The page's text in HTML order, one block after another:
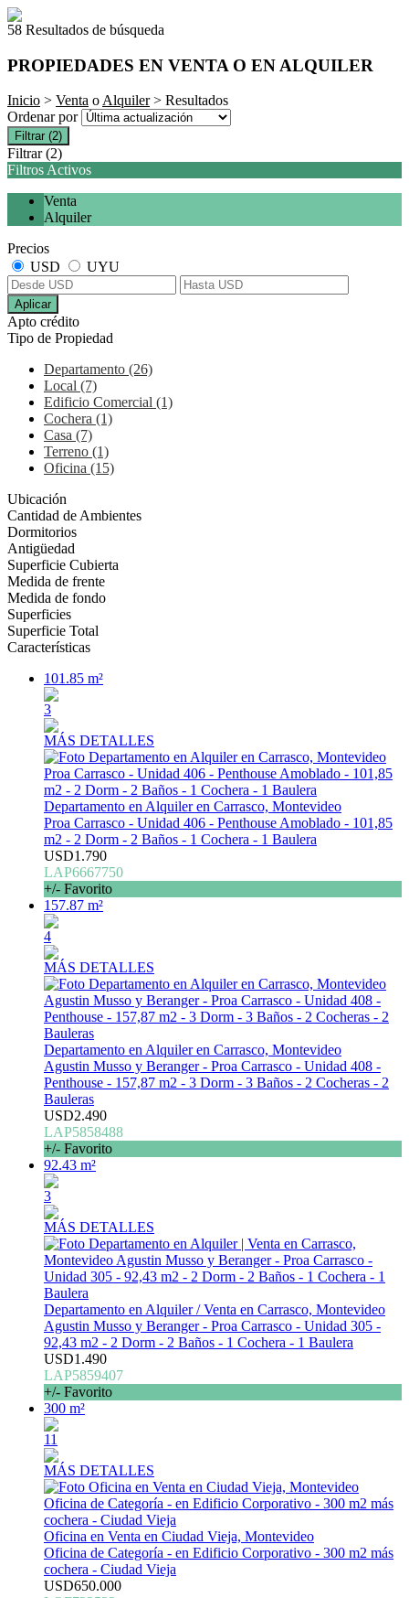
58 Resultados de búsqueda
PROPIEDADES EN VENTA O EN ALQUILER
Inicio > Venta oAlquiler> Resultados
Ordenar por
Filtrar (2)
Filtrar (2)
Filtros Activos
Venta
Alquiler
Precios
USD
UYU
Aplicar
Apto crédito
Tipo de Propiedad
Departamento (26)
Local (7)
Edificio Comercial (1)
Cochera (1)
Casa (7)
Terreno (1)
Oficina (15)
Ubicación
Cantidad de Ambientes
Dormitorios
Antigüedad
Superficie Cubierta
Medida de frente
Medida de fondo
Superficies
Superficie Total
Características
101.85 m²
3
MÁS DETALLES
Departamento en Alquiler en Carrasco, Montevideo
Proa Carrasco - Unidad 406 - Penthouse Amoblado - 101,85
m2 - 2 Dorm - 2 Baños - 1 Cochera - 1 Baulera
USD1.790
LAP6667750
+/- Favorito
157.87 m²
4
MÁS DETALLES
Departamento en Alquiler en Carrasco, Montevideo
Agustin Musso y Beranger - Proa Carrasco - Unidad 408 -
Penthouse - 157,87 m2 - 3 Dorm - 3 Baños - 2 Cocheras - 2
Bauleras
USD2.490
LAP5858488
+/- Favorito
92.43 m²
3
MÁS DETALLES
Departamento en Alquiler / Venta en Carrasco, Montevideo
Agustin Musso y Beranger - Proa Carrasco - Unidad 305 -
92,43 m2 - 2 Dorm - 2 Baños - 1 Cochera - 1 Baulera
USD1.490
LAP5859407
+/- Favorito
300 m²
11
MÁS DETALLES
Oficina en Venta en Ciudad Vieja, Montevideo
Oficina de Categoría - en Edificio Corporativo - 300 m2 más
cochera - Ciudad Vieja
USD650.000